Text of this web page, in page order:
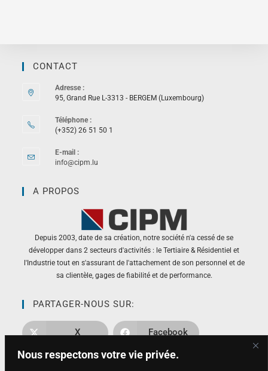
Nous respectons votre vie privée.
CONTACT
Adresse :
95, Grand Rue L-3313 - BERGEM (Luxembourg)
Téléphone :
(+352) 26 51 50 1
E-mail :
info@cipm.lu
A PROPOS
Depuis 2003, date de sa création, notre société n'a cessé de se
développer dans 2 secteurs d'activités : le Tertiaire & Résidentiel et
l'Industrie tout en s'assurant de l'attachement de son personnel et de
sa clientèle, gages de fiabilité et de performance.
PARTAGER-NOUS SUR:
X Facebook
Pinterest LinkedIn